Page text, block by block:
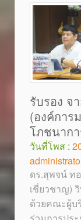
รับรอง
(องค์การ
โภชนาก
วันที่โพส :
ดร.สุพจน์ ท
เชี่ยวชาญ)
ด้วยคณะผู้บ